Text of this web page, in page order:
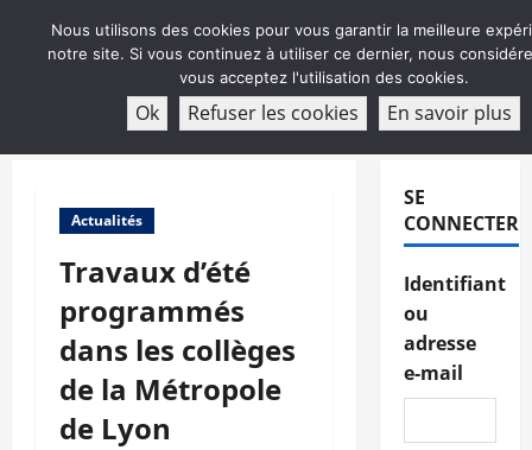
ABONNEMENT
Actualités
Travaux d’été
programmés
dans les collèges
de la Métropole
de Lyon
SE
CONNECTER
Identifiant
ou
adresse
e-mail
Nous utilisons des cookies pour vous garantir la meilleure
notre site. Si vous continuez à utiliser ce dernier, nous
vous acceptez l'utilisation des cookies.
Ok Refuser les cookies En savoir plus